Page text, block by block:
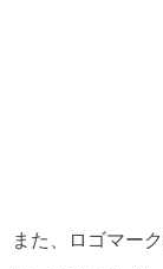
また、ロゴマー